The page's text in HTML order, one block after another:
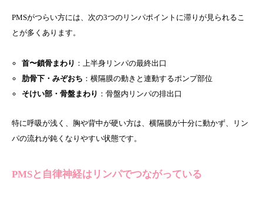
PMSがつらい方には、次の3つのリンパポイントに滞りが見られるこ
とが多くあります。
首〜鎖骨まわり ：上半身リンパの最終出口
肋骨下・みぞおち ：横隔膜の動きと連動するポンプ部位
そけい部・骨盤まわり ：骨盤内リンパの排出口
特に呼吸が浅く、胸や背中が硬い方は、横隔膜が十分に動かず、リン
パの流れが鈍くなりやすい状態です。
PMSと自律神経はリンパでつながっている